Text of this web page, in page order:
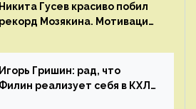
Никита Гусев красиво побил
рекорд Мозякина. Мотивации
Игорь Гришин: рад, что
Филин реализует себя в КХЛ